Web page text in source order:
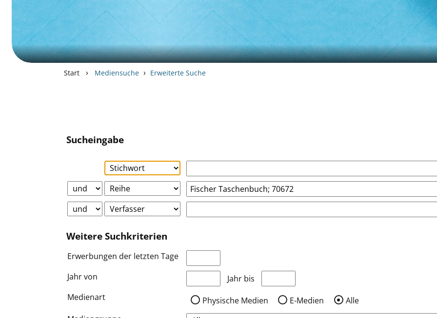
Start › Mediensuche › Erweiterte Suche
Sucheingabe
Weitere Suchkriterien
Erwerbungen der letzten Tage
Jahr von
Medien anzeigen, die nach dem Jahr veröffentlicht wurden
Jahr bis
Medienart
Physische Medien E-Medien
Alle